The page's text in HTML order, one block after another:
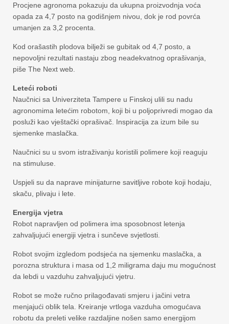
Procjene agronoma pokazuju da ukupna proizvodnja voća
opada za 4,7 posto na godišnjem nivou, dok je rod povrća
umanjen za 3,2 procenta.
Kod orašastih plodova bilježi se gubitak od 4,7 posto, a
nepovoljni rezultati nastaju zbog neadekvatnog oprašivanja,
piše The Next web.
Leteći roboti
Naučnici sa Univerziteta Tampere u Finskoj ulili su nadu
agronomima letećim robotom, koji bi u poljoprivredi mogao da
posluži kao vještački oprašivač. Inspiracija za izum bile su
sjemenke maslačka.
Naučnici su u svom istraživanju koristili polimere koji reaguju
na stimuluse.
Uspjeli su da naprave minijaturne savitljive robote koji hodaju,
skaču, plivaju i lete.
Energija vjetra
Robot napravljen od polimera ima sposobnost letenja
zahvaljujući energiji vjetra i sunčeve svjetlosti.
Robot svojim izgledom podsjeća na sjemenku maslačka, a
porozna struktura i masa od 1,2 miligrama daju mu mogućnost
da lebdi u vazduhu zahvaljujući vjetru.
Robot se može ručno prilagođavati smjeru i jačini vetra
menjajući oblik tela. Kreiranje vrtloga vazduha omogućava
robotu da preleti velike razdaljine nošen samo energijom